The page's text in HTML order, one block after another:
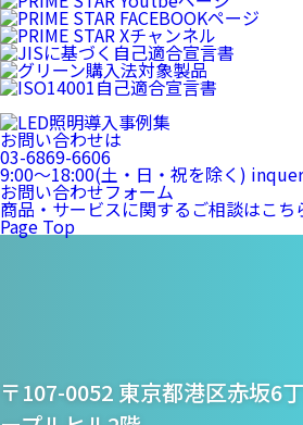
お問い合わせは
03-6869-6606
9:00〜18:00(土・日・祝を除く)
お問い合わせフォーム
商品・サービスに関するご相談はこち
Page Top
プライム・スター株式
〒107-0052 東京都港区赤坂6